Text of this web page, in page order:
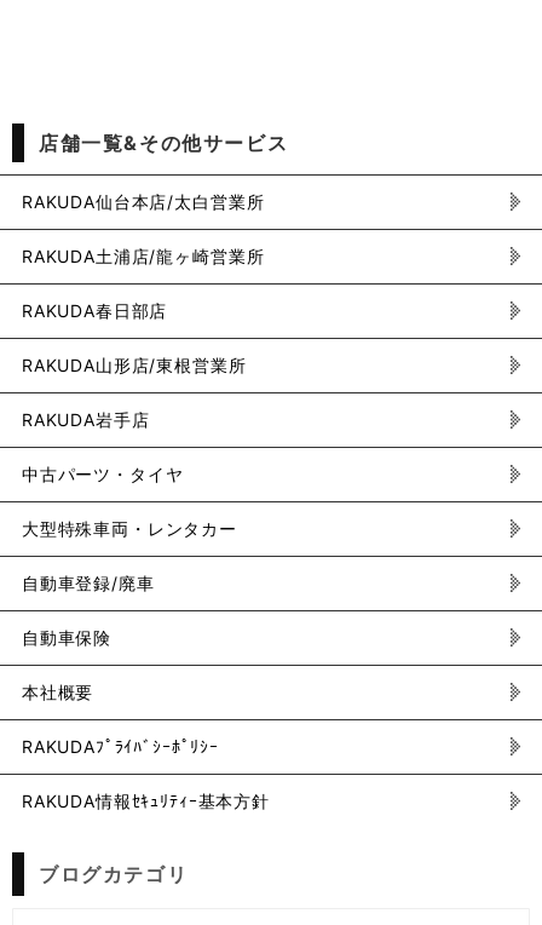
店舗一覧&その他サービス
RAKUDA仙台本店/太白営業所
RAKUDA土浦店/龍ヶ崎営業所
RAKUDA春日部店
RAKUDA山形店/東根営業所
RAKUDA岩手店
中古パーツ・タイヤ
大型特殊車両・レンタカー
自動車登録/廃車
自動車保険
本社概要
RAKUDAﾌﾟﾗｲﾊﾞｼｰﾎﾟﾘｼｰ
RAKUDA情報ｾｷｭﾘﾃｨｰ基本方針
ブログカテゴリ